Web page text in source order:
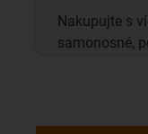
Nakupujte s
samonosné,